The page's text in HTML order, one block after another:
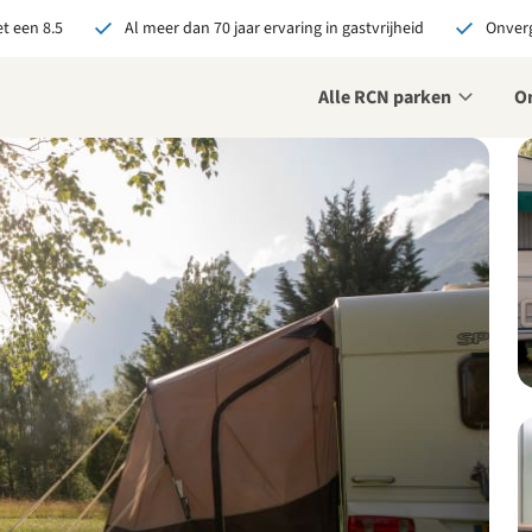
een 8.5 Al meer dan 70 jaar ervaring in gastvrijheid
Alle RCN parken
bij RCN boekt, krijg je:
De beste prijsgarantie
Exclusieve voordelen
Persoonlijk contact
alle voordelen